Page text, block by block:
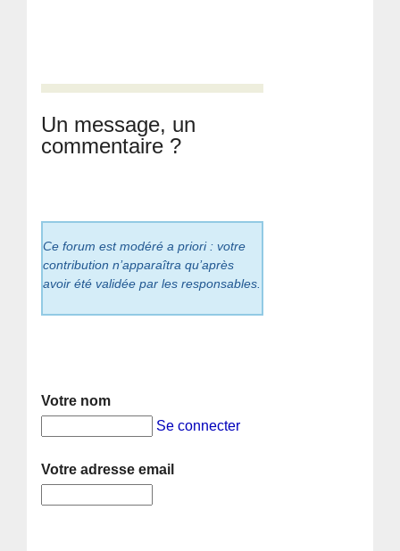
Un message, un
commentaire ?
Ce forum est modéré a priori : votre
contribution n’apparaîtra qu’après
avoir été validée par les responsables.
Votre nom
Se connecter
Votre adresse email